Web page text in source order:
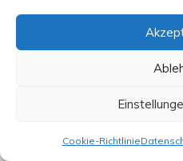
Cookie-Richtlinie
Wozu gibt es einen solchen
ihn nicht umsetzen dürfen
Förderung angezweifelt